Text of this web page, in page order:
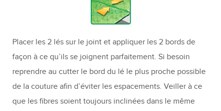
Placer les 2 lés sur le joint et appliquer les 2 bords de
façon à ce qu’ils se joignent parfaitement. Si besoin
reprendre au cutter le bord du lé le plus proche possible
de la couture afin d’éviter les espacements. Veiller à ce
que les fibres soient toujours inclinées dans le même